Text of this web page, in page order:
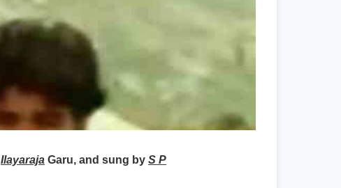
Ilayaraja Garu, and sung by S P